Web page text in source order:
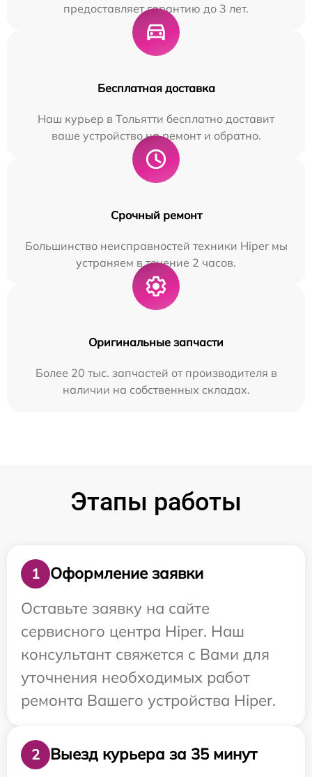
предоставляет гарантию до 3 лет.
Бесплатная доставка
Наш курьер в Тольятти бесплатно доставит
ваше устройство на ремонт и обратно.
Срочный ремонт
Большинство неисправностей техники Hiper мы
устраняем в течение 2 часов.
Оригинальные запчасти
Более 20 тыс. запчастей от производителя в
наличии на собственных складах.
Этапы работы
1
Оформление заявки
Оставьте заявку на сайте
сервисного центра Hiper. Наш
консультант свяжется с Вами для
уточнения необходимых работ
ремонта Вашего устройства Hiper.
2 Выезд курьера за 35 минут